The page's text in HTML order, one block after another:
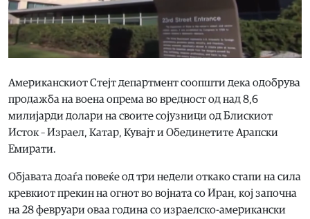
Американскиот Стејт департмент соопшти дека одобрува
продажба на воена опрема во вредност од над 8,6
милијарди долари на своите сојузници од Блискиот
Исток – Израел, Катар, Кувајт и Обединетите Арапски
Емирати.
Објавата доаѓа повеќе од три недели откако стапи на сила
кревкиот прекин на огнот во војната со Иран, кој започна
на 28 февруари оваа година со израелско-американски